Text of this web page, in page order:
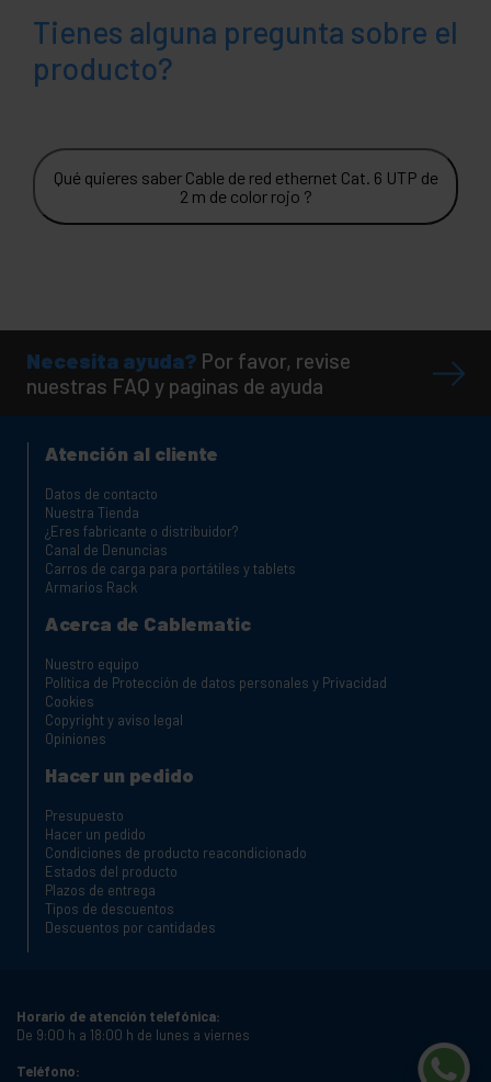
Tienes alguna pregunta sobre el
producto?
Qué quieres saber Cable de red ethernet Cat. 6 UTP de
2 m de color rojo ?
Necesita ayuda? Por favor, revise
nuestras FAQ y paginas de ayuda
Atención al cliente
Datos de contacto
Nuestra Tienda
¿Eres fabricante o distribuidor?
Canal de Denuncias
Carros de carga para portátiles y tablets
Armarios Rack
Acerca de Cablematic
Nuestro equipo
Política de Protección de datos personales y Privacidad
Cookies
Copyright y aviso legal
Opiniones
Hacer un pedido
Presupuesto
Hacer un pedido
Condiciones de producto reacondicionado
Estados del producto
Plazos de entrega
Tipos de descuentos
Descuentos por cantidades
Horario de atención telefónica:
De 9:00 h a 18:00 h de lunes a viernes
Teléfono: